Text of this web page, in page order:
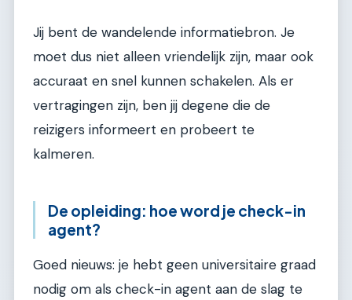
Jij bent de wandelende informatiebron. Je
moet dus niet alleen vriendelijk zijn, maar ook
accuraat en snel kunnen schakelen. Als er
vertragingen zijn, ben jij degene die de
reizigers informeert en probeert te
kalmeren.
De opleiding: hoe word je check-in
agent?
Goed nieuws: je hebt geen universitaire graad
nodig om als check-in agent aan de slag te